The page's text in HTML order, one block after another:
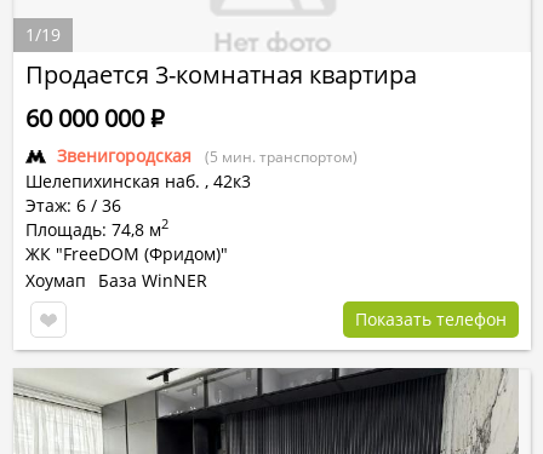
Продается 3-комнатная квартира
Звенигородская (5 мин. транспортом)
Шелепихинская наб. , 42к3
Этаж: 6 / 36
Площадь: 74,8 м2
ЖК "FreeDOM (Фридом)"
60 000 000Р
Хоумап
База WinNER
Показать телефон
1/19